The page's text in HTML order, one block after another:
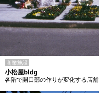
商業施設
小松屋bldg
各階で開口部の作りが変化する店舗